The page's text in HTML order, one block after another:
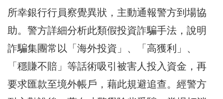
所幸銀行行員察覺異狀，主動通報警方到場協
助。警方詳細分析此類假投資詐騙手法，說明
詐騙集團常以「海外投資」、「高獲利」、
「穩賺不賠」等話術吸引被害人投入資金，再
要求匯款至境外帳戶，藉此規避追查。經警方